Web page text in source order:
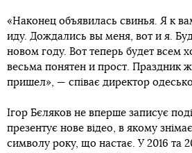
«Наконец объявилась свинья. Я к
иду. Дождались вы меня, вот и я.
новом году. Вот теперь будет всем
весьма понятен и прост. Праздник
пришел», — співає директор
Ігор Бєляков не вперше записує
презентує нове відео, в якому
символу року, що настає. У 2016 та